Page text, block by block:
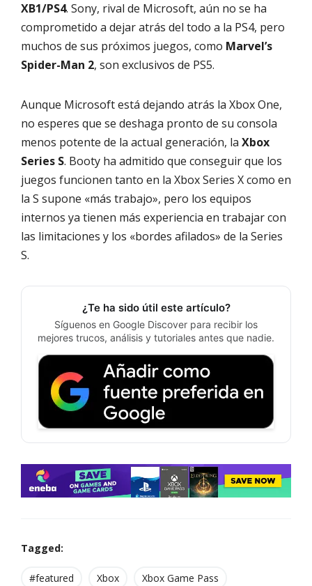
XB1/PS4. Sony, rival de Microsoft, aún no se ha
comprometido a dejar atrás del todo a la PS4, pero
muchos de sus próximos juegos, como Marvel’s
Spider-Man 2, son exclusivos de PS5.
Aunque Microsoft está dejando atrás la Xbox One,
no esperes que se deshaga pronto de su consola
menos potente de la actual generación, la Xbox
Series S. Booty ha admitido que conseguir que los
juegos funcionen tanto en la Xbox Series X como en
la S supone «más trabajo», pero los equipos
internos ya tienen más experiencia en trabajar con
las limitaciones y los «bordes afilados» de la Series
S.
¿Te ha sido útil este artículo?
Síguenos en Google Discover para recibir los
mejores trucos, análisis y tutoriales antes que nadie.
Tagged:
#featured Xbox Xbox Game Pass